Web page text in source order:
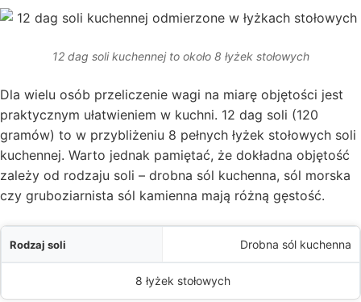
12 dag soli kuchennej to około 8 łyżek stołowych
Dla wielu osób przeliczenie wagi na miarę objętości jest
praktycznym ułatwieniem w kuchni. 12 dag soli (120
gramów) to w przybliżeniu 8 pełnych łyżek stołowych soli
kuchennej. Warto jednak pamiętać, że dokładna objętość
zależy od rodzaju soli – drobna sól kuchenna, sól morska
czy gruboziarnista sól kamienna mają różną gęstość.
Drobna sól kuchenna
8 łyżek stołowych